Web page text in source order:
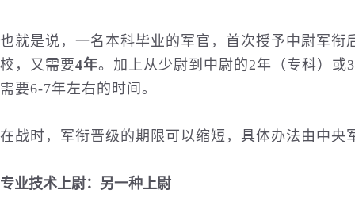
也就是说，一名本科毕业的军官，首次授予中尉军衔
校，又需要4年。加上从少尉到中尉的2年（专科）
需要6-7年左右的时间。
在战时，军衔晋级的期限可以缩短，具体办法由中央
专业技术上尉：另一种上尉